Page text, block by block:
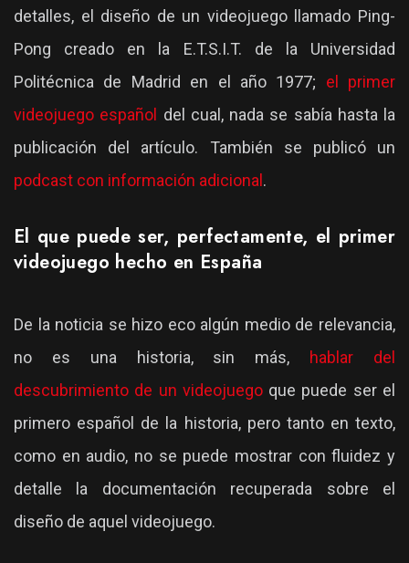
detalles, el diseño de un videojuego llamado Ping-
Pong creado en la E.T.S.I.T. de la Universidad
Politécnica de Madrid en el año 1977; el primer
videojuego español del cual, nada se sabía hasta la
publicación del artículo. También se publicó un
podcast con información adicional.
El que puede ser, perfectamente, el primer
videojuego hecho en España
De la noticia se hizo eco algún medio de relevancia,
no es una historia, sin más, hablar del
descubrimiento de un videojuegoque puede ser el
primero español de la historia, pero tanto en texto,
como en audio, no se puede mostrar con fluidez y
detalle la documentación recuperada sobre el
diseño de aquel videojuego.